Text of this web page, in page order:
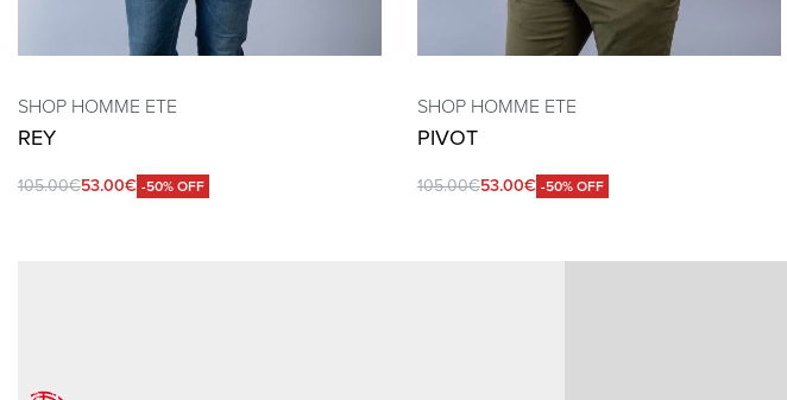
SHOP HOMME ETE
REY
105.00€53.00€ -50% OFF
SHOP HOMME ETE
PIVOT
105.00€53.00€ -50% OFF